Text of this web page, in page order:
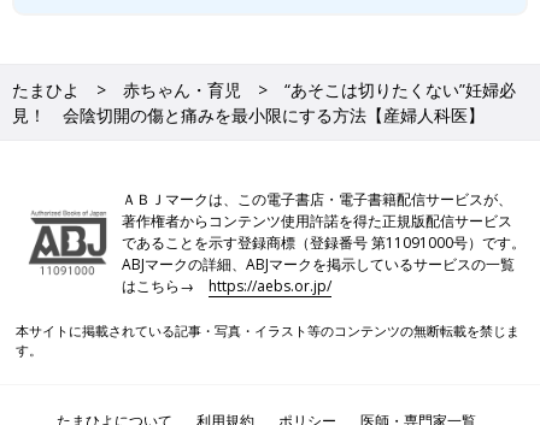
たまひよ 赤ちゃん・育児
“あそこは切りたくない”妊婦必
見！ 会陰切開の傷と痛みを最小限にする方法【産婦人科医】
ＡＢＪマークは、この電子書店・電子書籍配信サービスが、
著作権者からコンテンツ使用許諾を得た正規版配信サービス
であることを示す登録商標（登録番号 第11091000号）です。
ABJマークの詳細、ABJマークを掲示しているサービスの一覧
はこちら→https://aebs.or.jp/
本サイトに掲載されている記事・写真・イラスト等のコンテンツの無断転載を禁じま
す。
たまひよについて 利用規約 ポリシー 医師・専門家一覧